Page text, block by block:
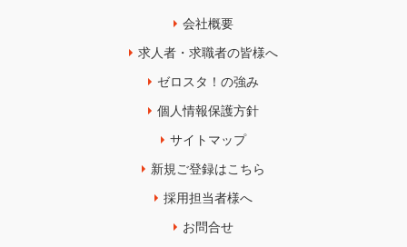
会社概要
求人者・求職者の皆様へ
ゼロスタ！の強み
個人情報保護方針
サイトマップ
新規ご登録はこちら
採用担当者様へ
お問合せ